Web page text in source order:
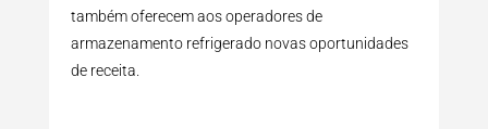
também oferecem aos operadores de
armazenamento refrigerado novas oportunidades
de receita.